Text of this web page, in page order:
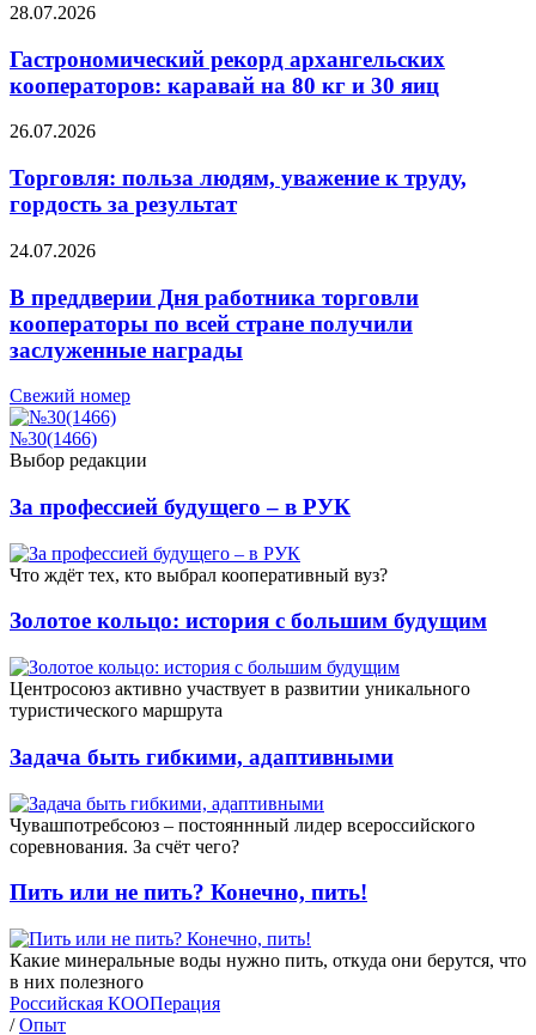
28.07.2026
Гастрономический рекорд архангельских
кооператоров: каравай на 80 кг и 30 яиц
26.07.2026
Торговля: польза людям, уважение к труду,
гордость за результат
24.07.2026
В преддверии Дня работника торговли
кооператоры по всей стране получили
заслуженные награды
Свежий номер
№30(1466)
Выбор редакции
За профессией будущего – в РУК
Что ждёт тех, кто выбрал кооперативный вуз?
Золотое кольцо: история с большим будущим
Центросоюз активно участвует в развитии уникального
туристического маршрута
Задача быть гибкими, адаптивными
Чувашпотребсоюз – постояннный лидер всероссийского
соревнования. За счёт чего?
Пить или не пить? Конечно, пить!
Какие минеральные воды нужно пить, откуда они берутся, что
в них полезного
Российская КООПерация
/ Опыт